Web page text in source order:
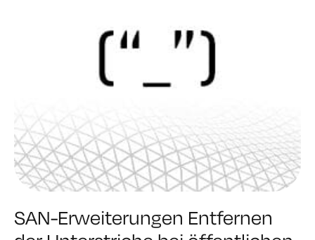
SAN-Erweiterungen Entfernen